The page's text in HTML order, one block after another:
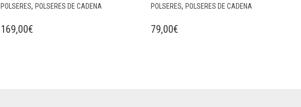
POLSERES, POLSERES DE CADENA
169,00€
POLSERES, POLSERES DE CADENA
79,00€